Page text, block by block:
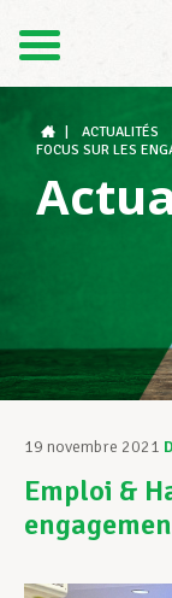
Le LCGB
Vos
ACTUALITÉS
FOCUS SUR LES
19 novembre 2021
Emploi &